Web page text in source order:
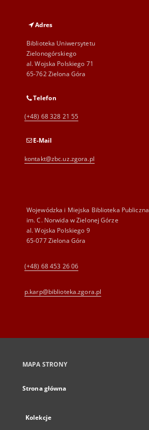
Adres
Biblioteka Uniwersytetu
Zielonogórskiego
al. Wojska Polskiego 71
65-762 Zielona Góra
Telefon
(+48) 68 328 21 55
E-Mail
kontakt@zbc.uz.zgora.pl
Wojewódzka i Miejska Biblioteka Publiczna
im. C. Norwida w Zielonej Górze
al. Wojska Polskiego 9
65-077 Zielona Góra
(+48) 68 453 26 06
p.karp@biblioteka.zgora.pl
MAPA STRONY
Strona główna
Kolekcje